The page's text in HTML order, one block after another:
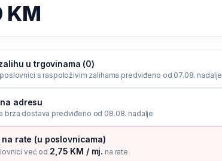
KM
u trgovinama (0)
s raspoloživim zalihama predviđeno od 07.08. nadalje
adresu
brza dostava predviđeno od 08.08. nadalje
na rate (u poslovnicama)
već od 2,75 KM / mj. na rate